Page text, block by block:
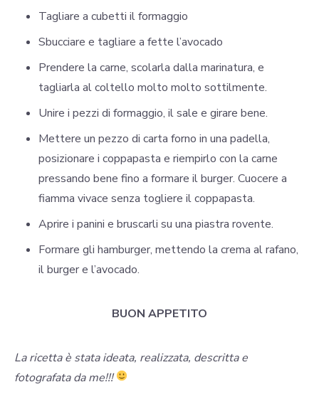
Tagliare a cubetti il formaggio
Sbucciare e tagliare a fette l’avocado
Prendere la carne, scolarla dalla marinatura, e
tagliarla al coltello molto molto sottilmente.
Unire i pezzi di formaggio, il sale e girare bene.
Mettere un pezzo di carta forno in una padella,
posizionare i coppapasta e riempirlo con la carne
pressando bene fino a formare il burger. Cuocere a
fiamma vivace senza togliere il coppapasta.
Aprire i panini e bruscarli su una piastra rovente.
Formare gli hamburger, mettendo la crema al rafano,
il burger e l’avocado.
BUON APPETITO
La ricetta è stata ideata, realizzata, descritta e
fotografata da me!!!